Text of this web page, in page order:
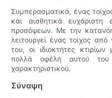
Συμπερασματικά, ένας
και αισθητικά ευχάριστη
προσόψεων. Με την
λειτουργεί ένας τοίχος
του, οι ιδιοκτήτες
πολλά οφέλη αυτού του
χαρακτηριστικού.
Σύναψη